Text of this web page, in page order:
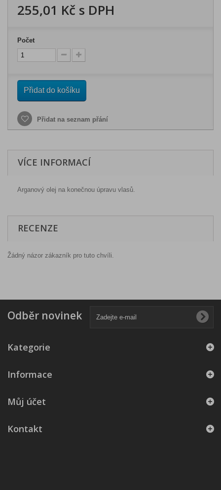
255,01 Kč s DPH
Počet
Přidat do košíku
Přidat na seznam přání
VÍCE INFORMACÍ
Arganový olej na konečnou úpravu vlasů.
RECENZE
Žádný názor zákazník pro tuto chvíli.
Odběr novinek
Kategorie
Informace
Můj účet
Kontakt